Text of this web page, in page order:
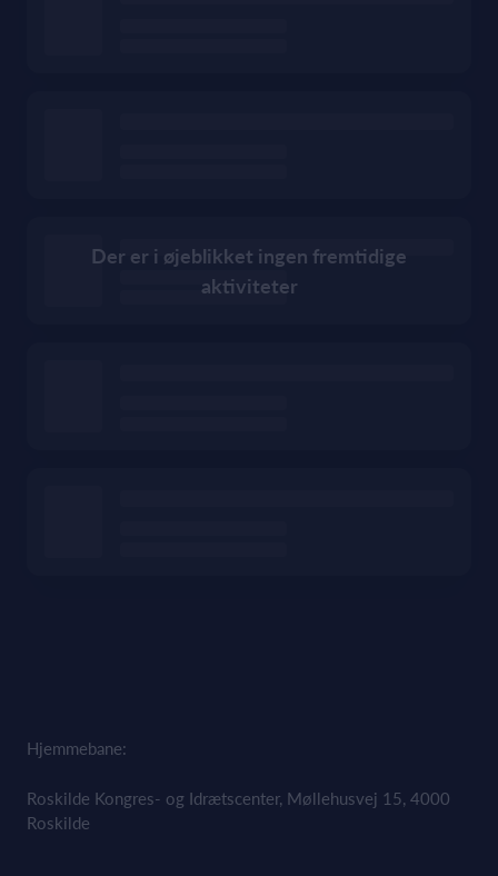
Der er i øjeblikket ingen fremtidige
aktiviteter
Hjemmebane:
Roskilde Kongres- og Idrætscenter, Møllehusvej 15, 4000
Roskilde